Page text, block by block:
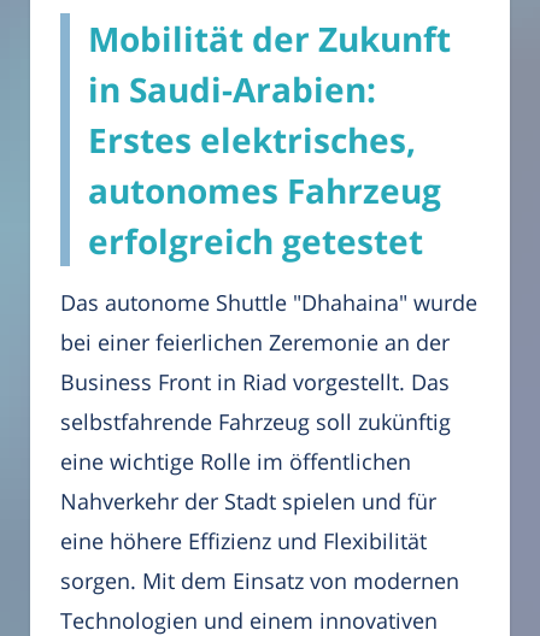
Mobilität der Zukunft
in Saudi-Arabien:
Erstes elektrisches,
autonomes Fahrzeug
erfolgreich getestet
Das autonome Shuttle "Dhahaina" wurde
bei einer feierlichen Zeremonie an der
Business Front in Riad vorgestellt. Das
selbstfahrende Fahrzeug soll zukünftig
eine wichtige Rolle im öffentlichen
Nahverkehr der Stadt spielen und für
eine höhere Effizienz und Flexibilität
sorgen. Mit dem Einsatz von modernen
Technologien und einem innovativen